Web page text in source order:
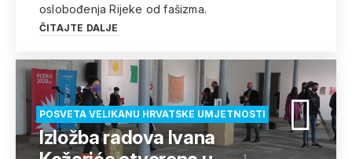
oslobođenja Rijeke od fašizma.
ČITAJTE DALJE
POSVETA VELIKANU HRVATSKE UMJETNOSTI
Izložba radova Ivana